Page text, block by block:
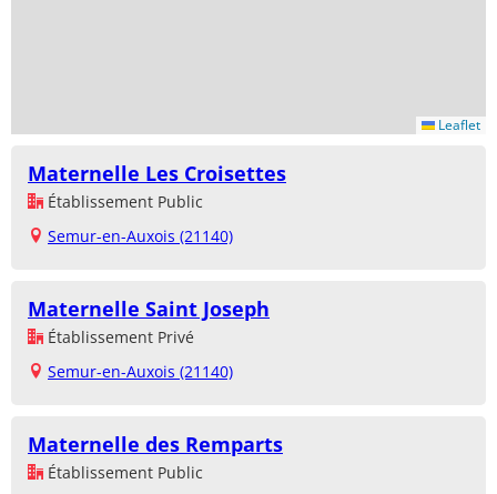
Leaflet
Maternelle Les Croisettes
Établissement Public
Semur-en-Auxois (21140)
Maternelle Saint Joseph
Établissement Privé
Semur-en-Auxois (21140)
Maternelle des Remparts
Établissement Public